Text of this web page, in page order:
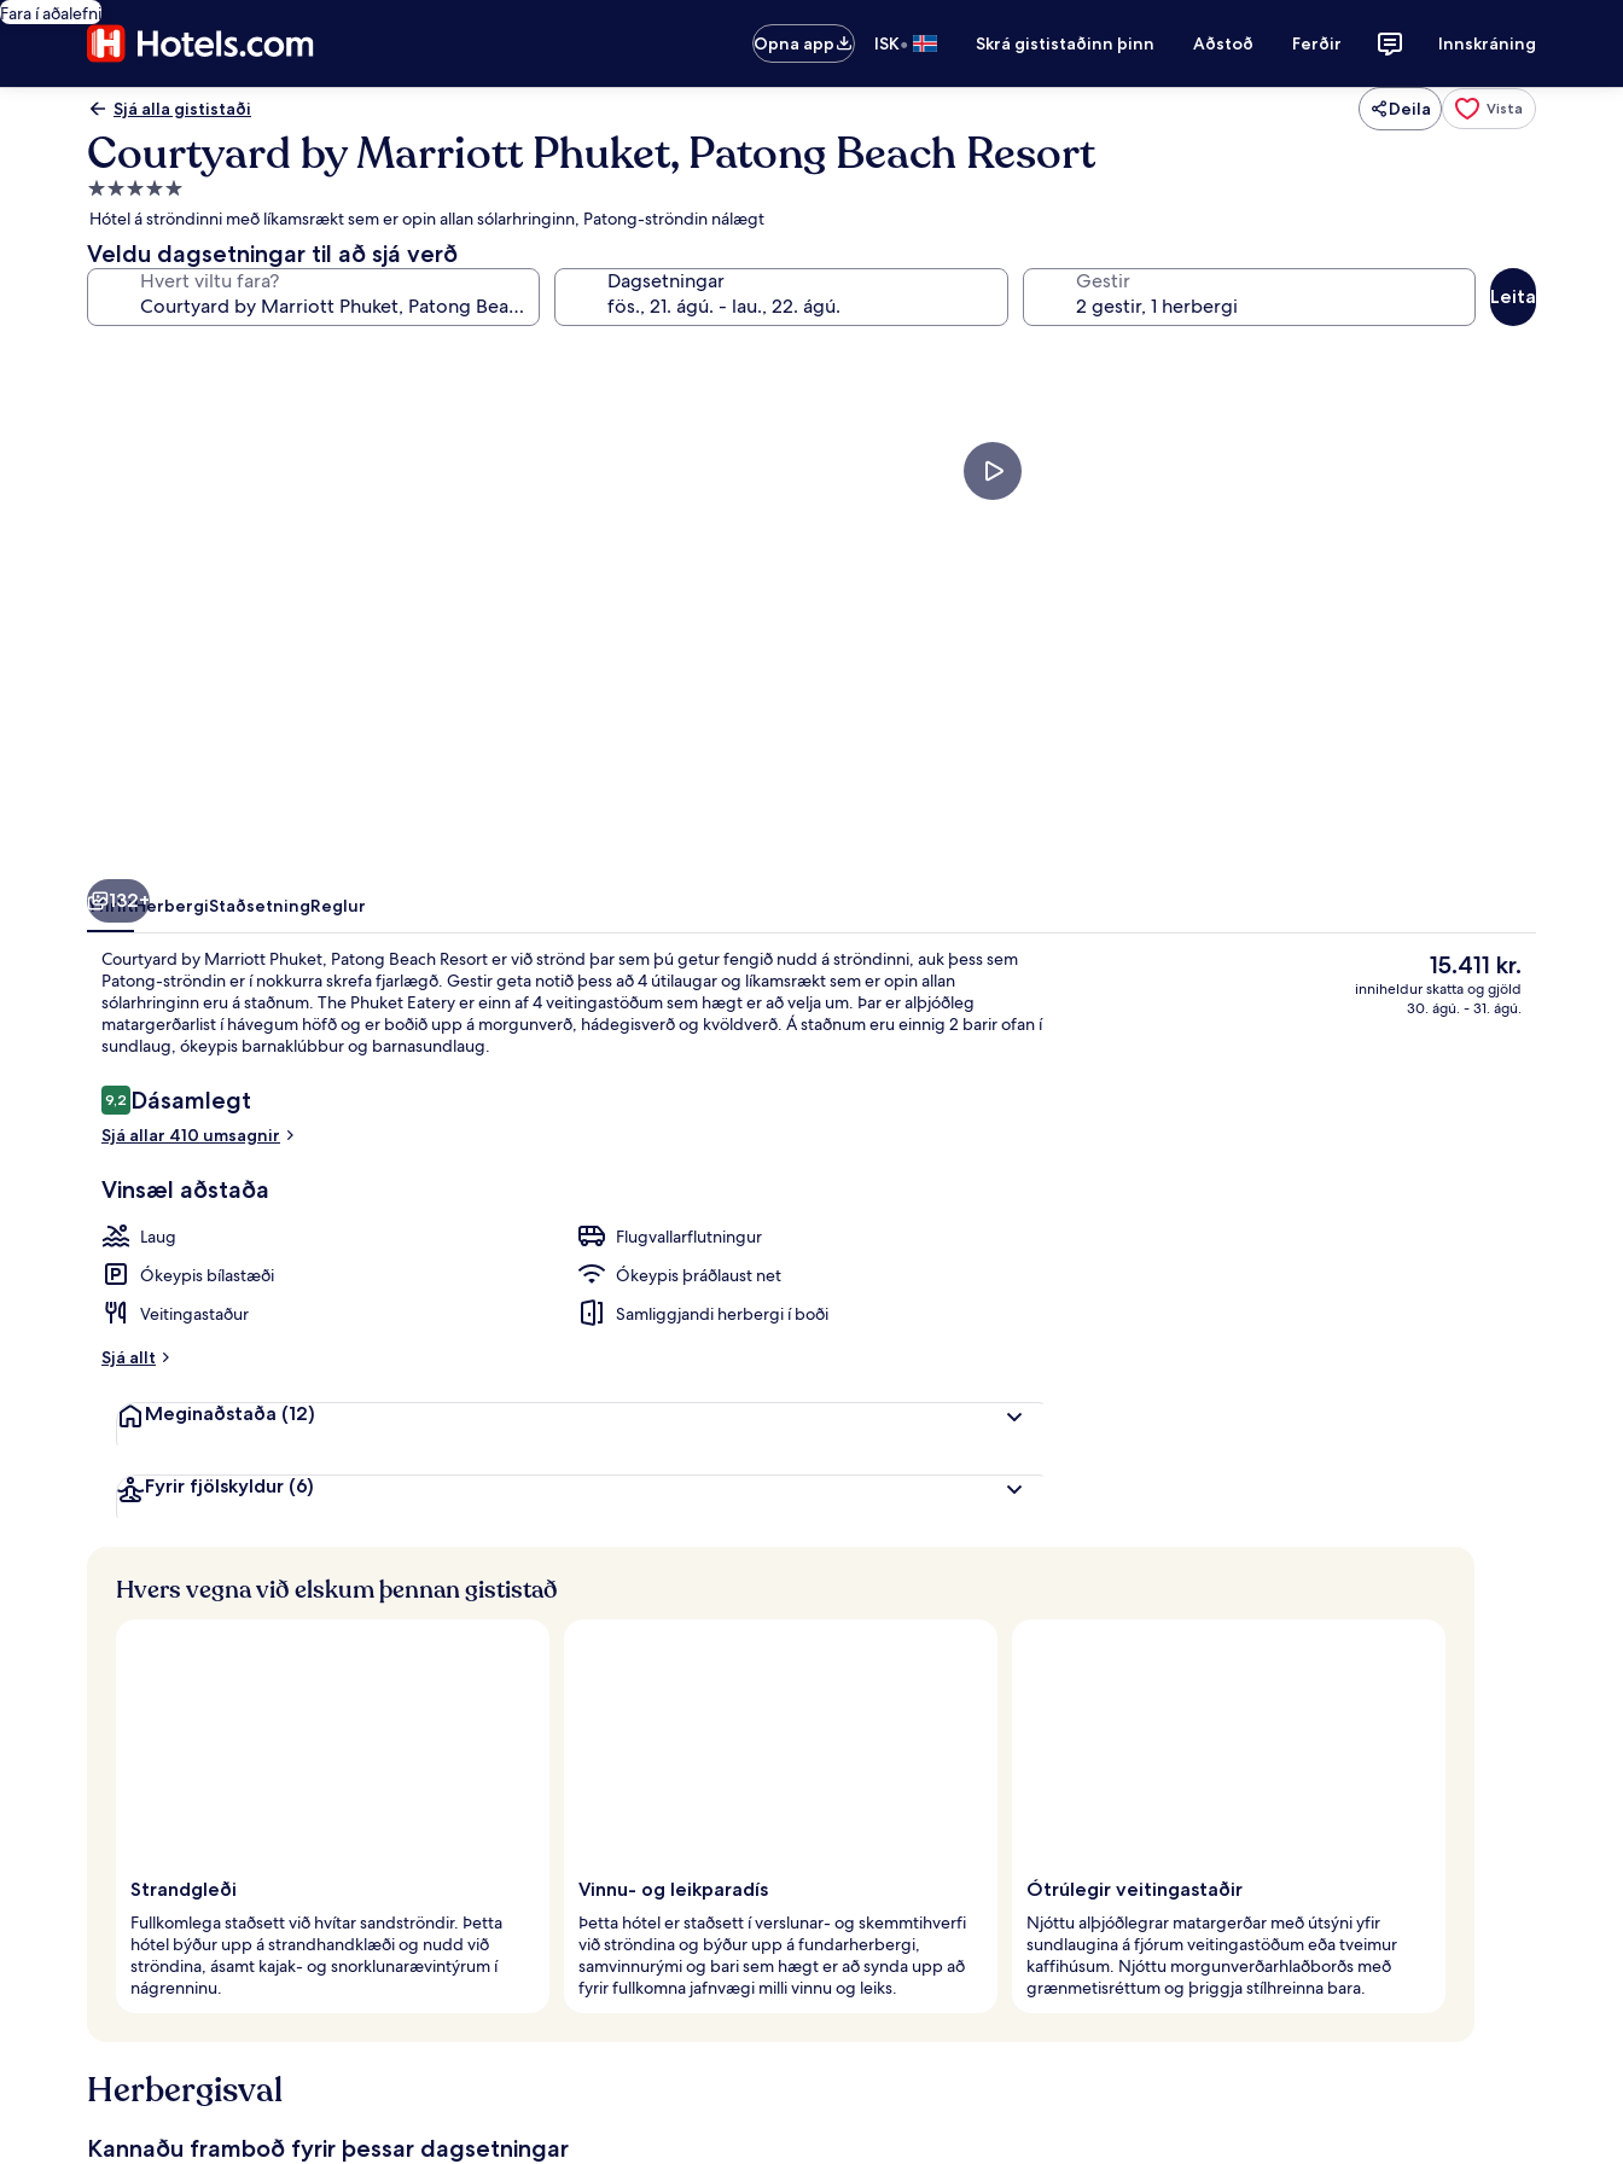
Fara í aðalefni
Opna app
ISK• Skrá gististaðinn þinn Aðstoð Ferðir Innskráning
Sjá alla gististaði Deila Vista
Courtyard by Marriott Phuket, Patong Beach Resort
5.0
stjörnu
gististaður
Hótel á ströndinni með líkamsrækt sem er opin allan sólarhringinn, Patong-ströndin nálægt
Veldu dagsetningar til að sjá verð
Hvert viltu fara? Dagsetningar Gestir
Leita
Nálægt ströndinni, hvítur sandur, strandhandklæði, nudd á ströndinni
4 veitingastaðir; morgunverður,
132+
YfirlitHerbergiStaðsetningReglur
Courtyard by Marriott Phuket, Patong Beach Resort er við strönd þar sem þú getur fengið nudd á ströndinni, auk þess sem
Patong-ströndin er í nokkurra skrefa fjarlægð. Gestir geta notið þess að 4 útilaugar og líkamsrækt sem er opin allan
sólarhringinn eru á staðnum. The Phuket Eatery er einn af 4 veitingastöðum sem hægt er að velja um. Þar er alþjóðleg
matargerðarlist í hávegum höfð og er boðið upp á morgunverð, hádegisverð og kvöldverð. Á staðnum eru einnig 2 barir ofan í
sundlaug, ókeypis barnaklúbbur og barnasundlaug.
Umsagnir
9,29,2 af 10
Dásamlegt
Sjá allar 410 umsagnir
Vinsæl aðstaða
Laug
Flugvallarflutningur
Ókeypis bílastæði
Ókeypis þráðlaust net
Veitingastaður
Samliggjandi herbergi í boði
Sjá allt
Meginaðstaða (12)
Fyrir fjölskyldur (6)
Núverandi
verð
er
15.411 kr.
inniheldur skatta og gjöld
30. ágú. - 31. ágú.
Hvers vegna við elskum þennan gististað
Strandgleði
Fullkomlega staðsett við hvítar sandströndir. Þetta
hótel býður upp á strandhandklæði og nudd við
ströndina, ásamt kajak- og snorklunarævintýrum í
nágrenninu.
Vinnu- og leikparadís
Þetta hótel er staðsett í verslunar- og skemmtihverfi
við ströndina og býður upp á fundarherbergi,
samvinnurými og bari sem hægt er að synda upp að
fyrir fullkomna jafnvægi milli vinnu og leiks.
Ótrúlegir veitingastaðir
Njóttu alþjóðlegrar matargerðar með útsýni yfir
sundlaugina á fjórum veitingastöðum eða tveimur
kaffihúsum. Njóttu morgunverðarhlaðborðs með
grænmetisréttum og þriggja stílhreinna bara.
Herbergisval
Kannaðu framboð fyrir þessar dagsetningar